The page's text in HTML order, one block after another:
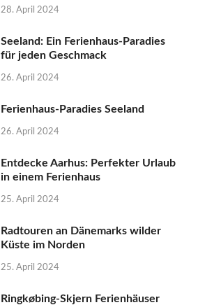
28. April 2024
Seeland: Ein Ferienhaus-Paradies
für jeden Geschmack
26. April 2024
Ferienhaus-Paradies Seeland
26. April 2024
Entdecke Aarhus: Perfekter Urlaub
in einem Ferienhaus
25. April 2024
Radtouren an Dänemarks wilder
Küste im Norden
25. April 2024
Ringkøbing-Skjern Ferienhäuser